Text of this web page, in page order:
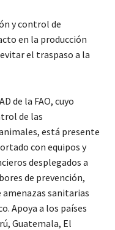
y control de
en la producción
el traspaso a la
de la FAO, cuyo
de las
está presente
con equipos y
desplegados a
de prevención,
sanitarias
Apoya a los países
Guatemala, El